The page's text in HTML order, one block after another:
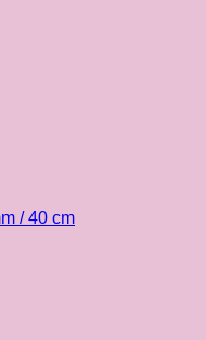
/ 40 cm